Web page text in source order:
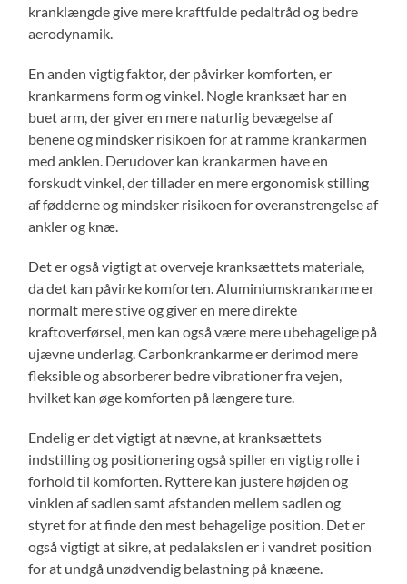
kranklængde give mere kraftfulde pedaltråd og bedre
aerodynamik.
En anden vigtig faktor, der påvirker komforten, er
krankarmens form og vinkel. Nogle kranksæt har en
buet arm, der giver en mere naturlig bevægelse af
benene og mindsker risikoen for at ramme krankarmen
med anklen. Derudover kan krankarmen have en
forskudt vinkel, der tillader en mere ergonomisk stilling
af fødderne og mindsker risikoen for overanstrengelse af
ankler og knæ.
Det er også vigtigt at overveje kranksættets materiale,
da det kan påvirke komforten. Aluminiumskrankarme er
normalt mere stive og giver en mere direkte
kraftoverførsel, men kan også være mere ubehagelige på
ujævne underlag. Carbonkrankarme er derimod mere
fleksible og absorberer bedre vibrationer fra vejen,
hvilket kan øge komforten på længere ture.
Endelig er det vigtigt at nævne, at kranksættets
indstilling og positionering også spiller en vigtig rolle i
forhold til komforten. Ryttere kan justere højden og
vinklen af sadlen samt afstanden mellem sadlen og
styret for at finde den mest behagelige position. Det er
også vigtigt at sikre, at pedalakslen er i vandret position
for at undgå unødvendig belastning på knæene.